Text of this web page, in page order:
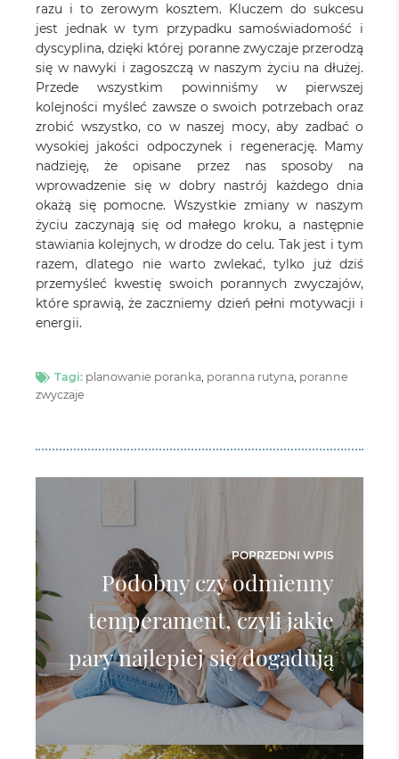
razu i to zerowym kosztem. Kluczem do sukcesu
jest jednak w tym przypadku samoświadomość i
dyscyplina, dzięki której poranne zwyczaje przerodzą
się w nawyki i zagoszczą w naszym życiu na dłużej.
Przede wszystkim powinniśmy w pierwszej
kolejności myśleć zawsze o swoich potrzebach oraz
zrobić wszystko, co w naszej mocy, aby zadbać o
wysokiej jakości odpoczynek i regenerację. Mamy
nadzieję, że opisane przez nas sposoby na
wprowadzenie się w dobry nastrój każdego dnia
okażą się pomocne. Wszystkie zmiany w naszym
życiu zaczynają się od małego kroku, a następnie
stawiania kolejnych, w drodze do celu. Tak jest i tym
razem, dlatego nie warto zwlekać, tylko już dziś
przemyśleć kwestię swoich porannych zwyczajów,
które sprawią, że zaczniemy dzień pełni motywacji i
energii.
Tagi: planowanie poranka, poranna rutyna, poranne
zwyczaje
POPRZEDNI WPIS
Podobny czy odmienny
temperament, czyli jakie
pary najlepiej się dogadują